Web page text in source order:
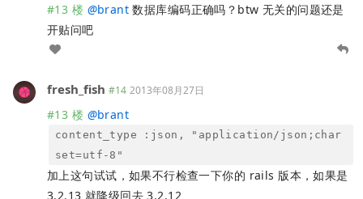
#13 楼 @brant 数据库编码正确吗？btw 无关的问题还是
开贴问吧
fresh_fish #14 2013年08月27日
#13 楼 @brant
content_type :json, "application/json;char
set=utf-8"
加上这句试试，如果不行检查一下你的 rails 版本，如果是
3.2.13 就降级回去 3.2.12